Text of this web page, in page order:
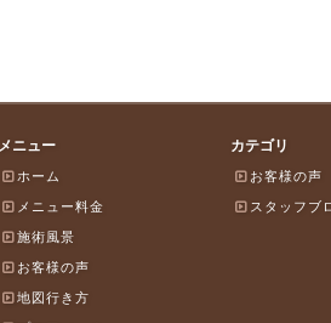
メニュー
ホーム
メニュー料金
施術風景
お客様の声
地図行き方
カテゴリ
お客様の声
スタッフブ